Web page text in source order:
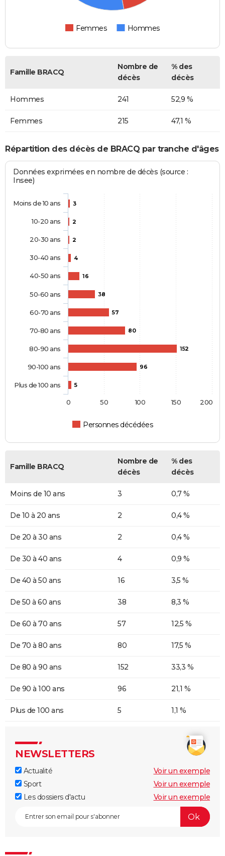
Femmes Hommes
Famille BRACQ
Nombre de
décès
% des
décès
Hommes 241 52,9 %
Femmes 215 47,1 %
Répartition des décès de BRACQ par tranche d'âges
Données exprimées en nombre de décès (source :
Insee)
3
2
2
4
16
38
57
80
152
96
5
Personnes décédées
Moins de 10 ans
10-20 ans
20-30 ans
30-40 ans
40-50 ans
50-60 ans
60-70 ans
70-80 ans
80-90 ans
90-100 ans
Plus de 100 ans
0 50 100 150 200
Famille BRACQ
Nombre de
décès
% des
décès
Moins de 10 ans 3 0,7 %
De 10 à 20 ans 2 0,4 %
De 20 à 30 ans 2 0,4 %
De 30 à 40 ans 4 0,9 %
De 40 à 50 ans 16 3,5 %
De 50 à 60 ans 38 8,3 %
De 60 à 70 ans 57 12,5 %
De 70 à 80 ans 80 17,5 %
De 80 à 90 ans 152 33,3 %
De 90 à 100 ans 96 21,1 %
Plus de 100 ans 5 1,1 %
NEWSLETTERS
Actualité
Voir un exemple
Sport
Voir un exemple
Les dossiers d'actu
Voir un exemple